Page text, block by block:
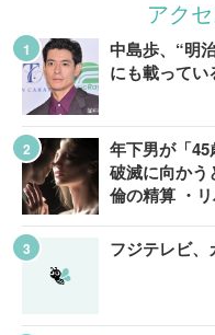
アク
中島歩、“明
にも載って
年下男が「45
破滅に向か
倫の精算 ・リ
フジテレビ